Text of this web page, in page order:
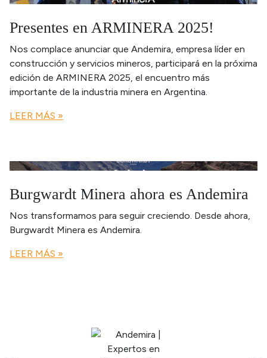
Presentes en ARMINERA 2025!
Nos complace anunciar que Andemira, empresa líder en
construcción y servicios mineros, participará en la próxima
edición de ARMINERA 2025, el encuentro más
importante de la industria minera en Argentina.
LEER MÁS »
Burgwardt Minera ahora es Andemira
Nos transformamos para seguir creciendo. Desde ahora,
Burgwardt Minera es Andemira.
LEER MÁS »